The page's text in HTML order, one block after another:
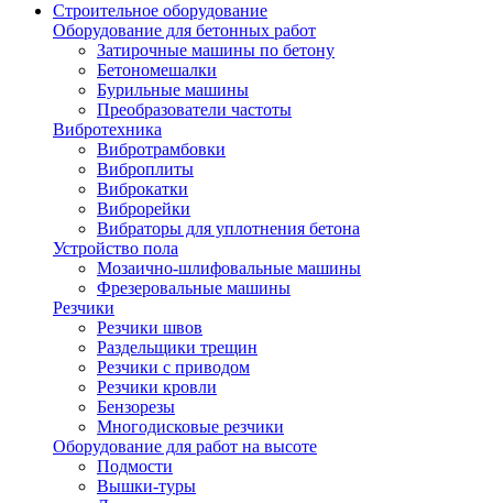
Строительное оборудование
Оборудование для бетонных работ
Затирочные машины по бетону
Бетономешалки
Бурильные машины
Преобразователи частоты
Вибротехника
Вибротрамбовки
Виброплиты
Виброкатки
Виброрейки
Вибраторы для уплотнения бетона
Устройство пола
Мозаично-шлифовальные машины
Фрезеровальные машины
Резчики
Резчики швов
Раздельщики трещин
Резчики с приводом
Резчики кровли
Бензорезы
Многодисковые резчики
Оборудование для работ на высоте
Подмости
Вышки-туры